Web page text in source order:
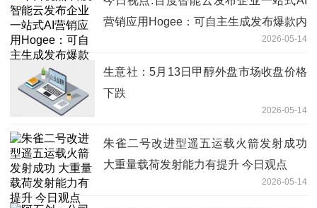
营销应用Hogee：可自主生成发布爆款内
2026-05-14
生意社：5月13日甲醇外盘市场收盘价格
下跌
2026-05-14
朱雀二号改进型遥五运载火箭发射成功
大重量载荷发射能力有提升 今日观点
2026-05-14